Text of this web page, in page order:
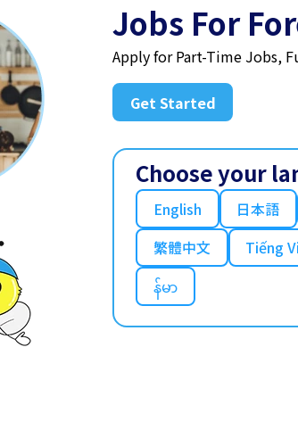
Jobs For
Apply for Part-Time Jobs,
Get Started
Choose your
English 日本語
繁體中文
Tiếng
န်မာ